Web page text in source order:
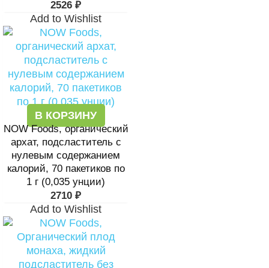
2526 ₽
Add to Wishlist
В КОРЗИНУ
NOW Foods, органический
архат, подсластитель с
нулевым содержанием
калорий, 70 пакетиков по
1 г (0,035 унции)
2710 ₽
Add to Wishlist